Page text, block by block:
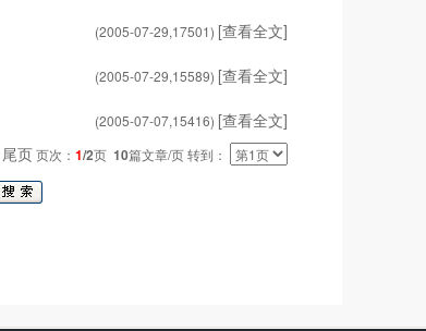
(2005-07-29,17501) [查看全文]
(2005-07-29,15589) [查看全文]
(2005-07-07,15416) [查看全文]
尾页页次： 1/2页 10篇文章/页 转到：